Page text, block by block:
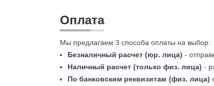
Оплата
Мы предлагаем 3 способа оплаты на выбор:
Безналичный расчет (юр. лица) -
Наличный расчет (только физ. лица) -
По банковским реквизитам (физ. лица)